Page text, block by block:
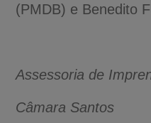
(PMDB) e Benedito
Assessoria de
Câmara Santos